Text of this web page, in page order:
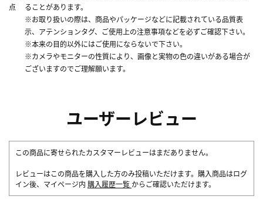
点
ることがあります。
※お取り扱いの際は、商品やパッケージなどに記載されている品質表
示、アテンションタグ、ご使用上の注意事項などを必ずご確認下さい。
※本来の目的以外にはご使用にならないで下さい。
※カメラやモニターの性質により、画像と実物の色の違いがある場合が
ございますのでご理解願います。
ユーザーレビュー
この商品に寄せられたカスタマーレビューはまだありません。
レビューはこの商品を購入した方のみ投稿いただけます。購入商品はログ
イン後、マイページ内 購入履歴一覧 からご確認いただけます。